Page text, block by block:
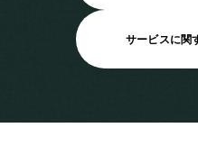
サービスに関